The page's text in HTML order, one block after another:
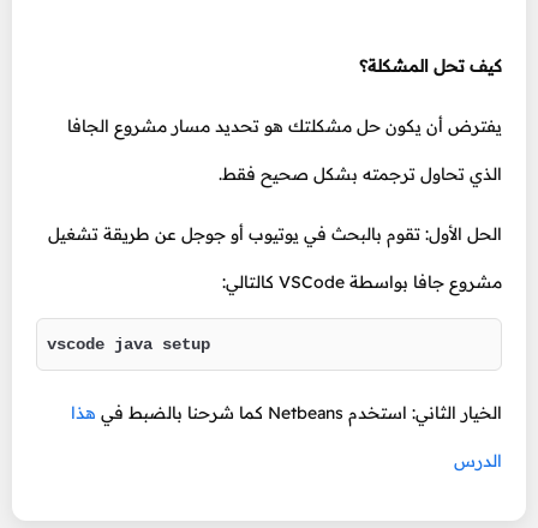
كيف تحل المشكلة؟
يفترض أن يكون حل مشكلتك هو تحديد مسار مشروع الجافا
الذي تحاول ترجمته بشكل صحيح فقط.
الحل الأول: تقوم بالبحث في يوتيوب أو جوجل عن طريقة تشغيل
مشروع جافا بواسطة VSCode كالتالي:
vscode java setup
الخيار الثاني: استخدم Netbeans كما شرحنا بالضبط في هذا
الدرس